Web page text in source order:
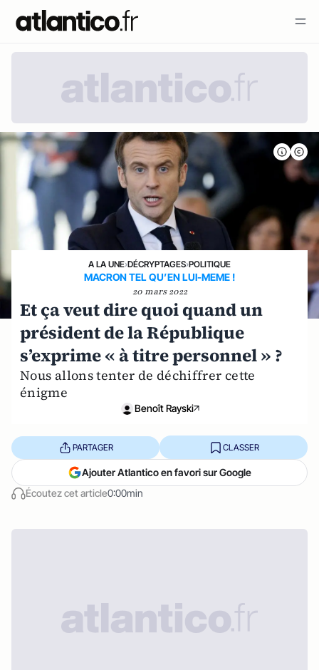
A LA UNE›DÉCRYPTAGES›POLITIQUE
MACRON TEL QU’EN LUI-MEME !
20 mars 2022
Et ça veut dire quoi quand un
président de la République
s’exprime « à titre personnel » ?
Nous allons tenter de déchiffrer cette
énigme
Benoît Rayski
Écoutez cet article0:00min
PARTAGER CLASSER
Ajouter Atlantico en favori sur Google